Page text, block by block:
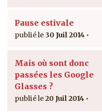
Pause estivale
30 Juil 2014
Mais où sont donc
passées les Google
Glasses ?
20 Juil 2014